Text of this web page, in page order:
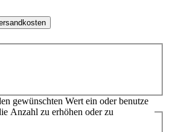
gewünschten Wert ein oder benutze
Anzahl zu erhöhen oder zu